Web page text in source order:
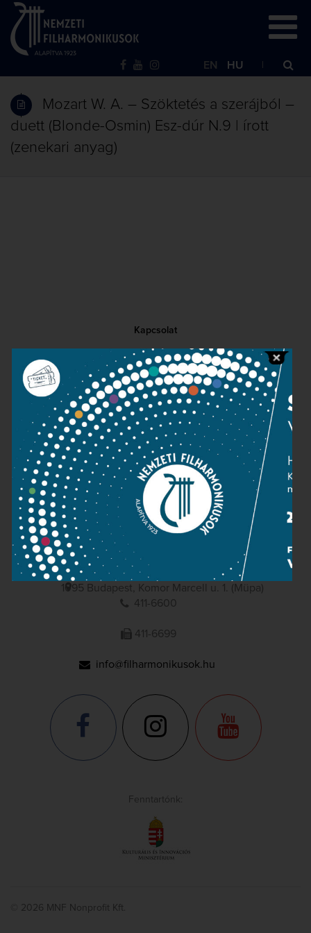
EN HU
Mozart W. A. – Szöktetés a szerájból –
duett (Blonde-Osmin) Esz-dúr N.9 | írott
(zenekari anyag)
Kapcsolat
Közérdekű adatok
Sajtószoba
Adatvédelem
Impresszum
NEMZETI
FILHARMONIKUSOK
1095 Budapest, Komor Marcell u. 1. (Müpa)
411-6600
411-6699
info@filharmonikusok.hu
Fenntartónk:
© 2026 MNF Nonprofit Kft.